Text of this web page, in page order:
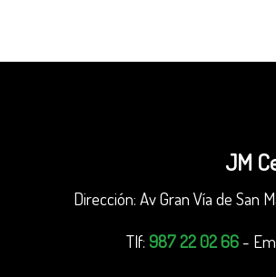
JM
Dirección: Av Gran Vía de San
Tlf: 987 22 02 66-